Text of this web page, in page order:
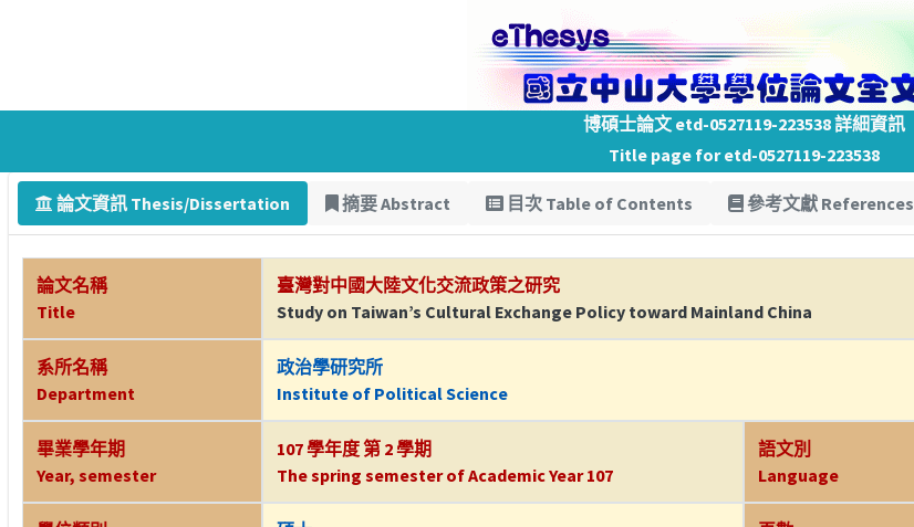
博碩士論文 etd-0527119-223538 詳細資訊
Title page for etd-0527119-223538
論文資訊 Thesis/Dissertation 摘要 Abstract 目次 Table of Contents 參考文獻 References
論文名稱
Title
臺灣對中國大陸文化交流政策之研究
Study on Taiwan’s Cultural Exchange Policy toward Mainland China
系所名稱
Department
政治學研究所
Institute of Political Science
畢業學年期
Year, semester
107 學年度 第 2 學期
The spring semester of Academic Year 107
語文別
Language